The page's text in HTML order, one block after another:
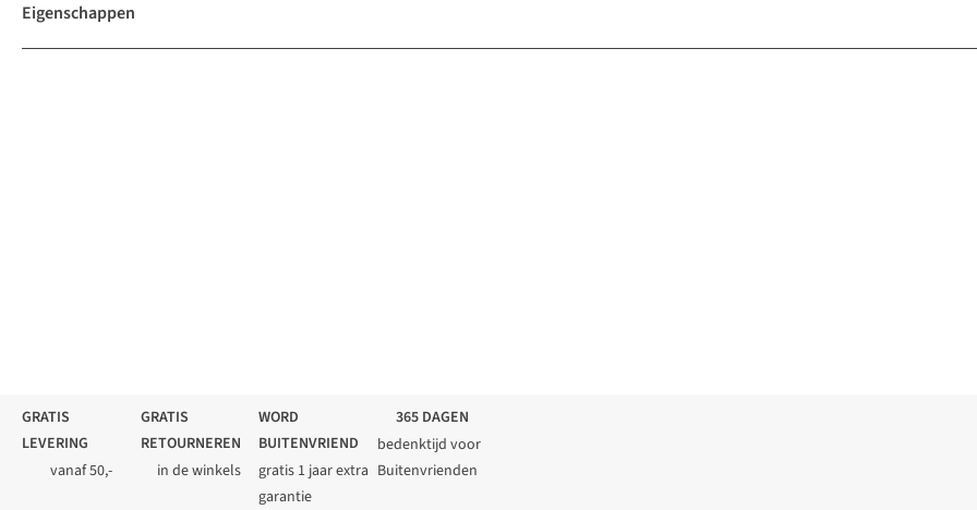
Eigenschappen
GRATIS
LEVERING
vanaf 50,-
GRATIS
RETOURNEREN
in de winkels
WORD
BUITENVRIEND
gratis 1 jaar extra
garantie
365 DAGEN
bedenktijd voor
Buitenvrienden